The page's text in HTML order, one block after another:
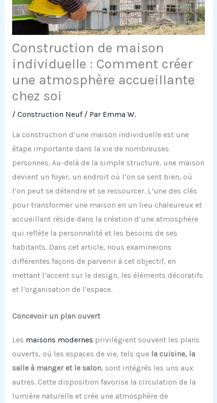
Construction de maison
individuelle : Comment créer
une atmosphère accueillante
chez soi
/ Construction Neuf/ Par Emma W.
La construction d’une maison individuelle est une
étape importante dans la vie de nombreuses
personnes. Au-delà de la simple structure, une maison
devient un foyer, un endroit où l’on se sent bien, où
l’on peut se détendre et se ressourcer. L’une des clés
pour transformer une maison en un lieu chaleureux et
accueillant réside dans la création d’une atmosphère
qui reflète la personnalité et les besoins de ses
habitants. Dans cet article, nous examinerons
différentes façons de parvenir à cet objectif, en
mettant l’accent sur le design, les éléments décoratifs
et l’organisation de l’espace.
Concevoir un plan ouvert
Les maisons modernes privilégient souvent les plans
ouverts, où les espaces de vie, tels que la cuisine, la
salle à manger et le salon, sont intégrés les uns aux
autres. Cette disposition favorise la circulation de la
lumière naturelle et crée une atmosphère de